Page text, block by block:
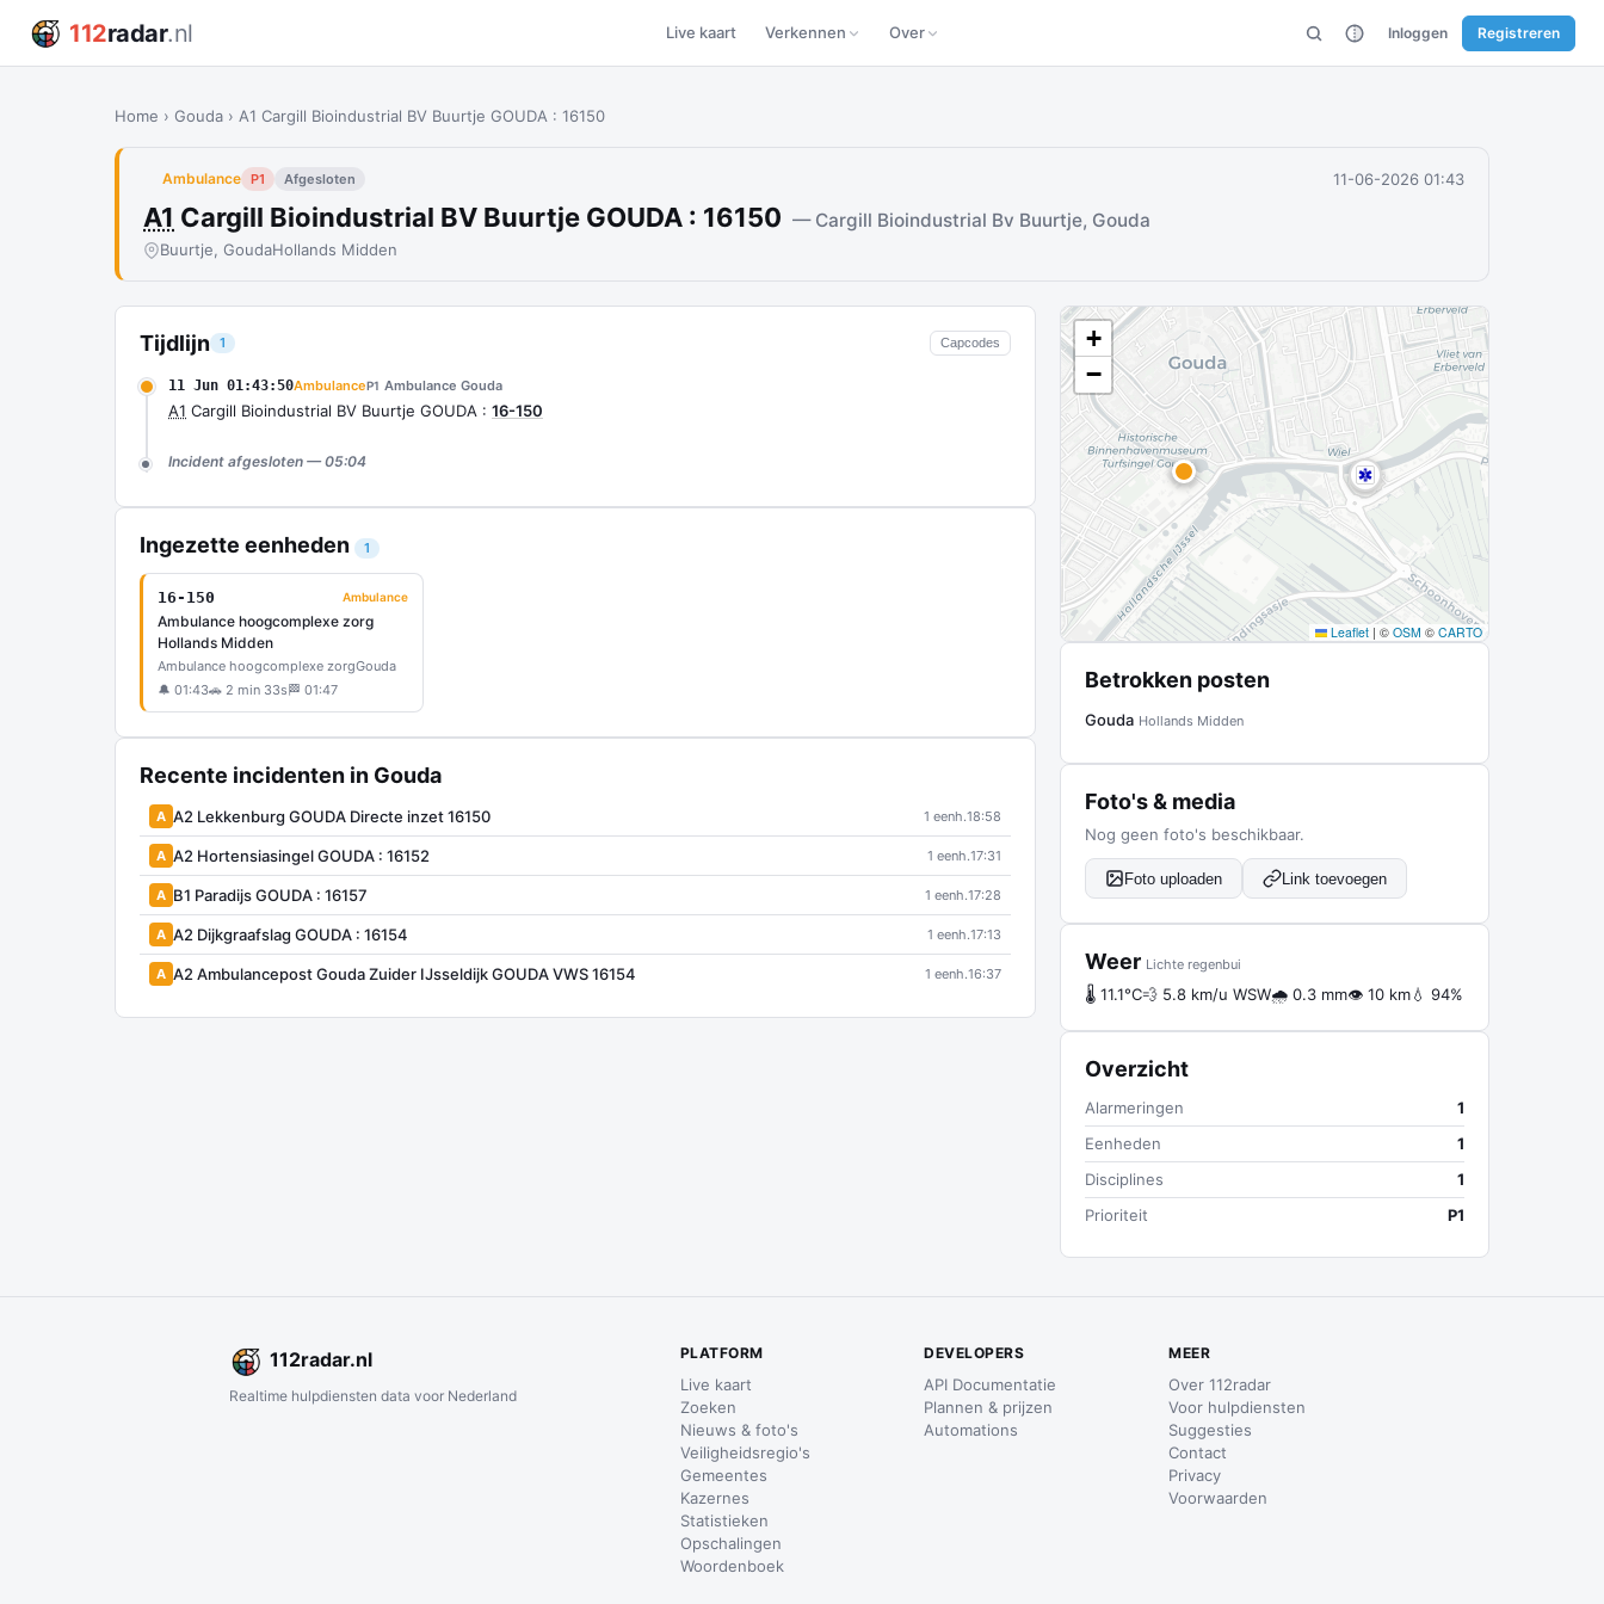
112radar.nl Live kaart Verkennen Over Inloggen Registreren
Home › Gouda › A1 Cargill Bioindustrial BV Buurtje GOUDA : 16150
Ambulance P1 Afgesloten 11-06-2026 01:43
A1 Cargill Bioindustrial BV Buurtje GOUDA : 16150 — Cargill Bioindustrial Bv Buurtje, Gouda
Buurtje, GoudaHollands Midden
Tijdlijn 1 Capcodes
11 Jun 01:43:50AmbulanceP1 Ambulance Gouda
A1 Cargill Bioindustrial BV Buurtje GOUDA : 16-150
Incident afgesloten — 05:04
Ingezette eenheden 1
16-150 Ambulance
Ambulance hoogcomplexe zorg
Hollands Midden
Ambulance hoogcomplexe zorgGouda
🔔 01:43🚗 2 min 33s 🏁 01:47
Recente incidenten in Gouda
A A2 Lekkenburg GOUDA Directe inzet 16150 1 eenh.18:58
A A2 Hortensiasingel GOUDA : 16152 1 eenh.17:31
A B1 Paradijs GOUDA : 16157 1 eenh.17:28
A A2 Dijkgraafslag GOUDA : 16154 1 eenh.17:13
A A2 Ambulancepost Gouda Zuider IJsseldijk GOUDA VWS 16154 1 eenh.16:37
+
−
Leaflet | © OSM © CARTO
Betrokken posten
Gouda Hollands Midden
Foto's & media
Nog geen foto's beschikbaar.
Foto uploaden Link toevoegen
Weer Lichte regenbui
🌡 11.1°C💨 5.8 km/u WSW🌧 0.3 mm👁 10 km💧 94%
Overzicht
Alarmeringen
1
Eenheden
1
Disciplines
1
Prioriteit
P1
112radar.nl
Realtime hulpdiensten data voor Nederland
PLATFORM
Live kaart
Zoeken
Nieuws & foto's
Veiligheidsregio's
Gemeentes
Kazernes
Statistieken
Opschalingen
Woordenboek
DEVELOPERS
API Documentatie
Plannen & prijzen
Automations
MEER
Over 112radar
Voor hulpdiensten
Suggesties
Contact
Privacy
Voorwaarden